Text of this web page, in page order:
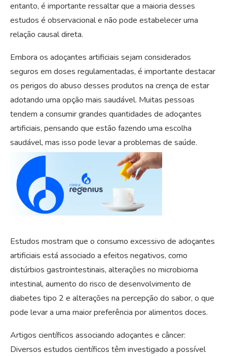
entanto, é importante ressaltar que a maioria desses
estudos é observacional e não pode estabelecer uma
relação causal direta.
Embora os adoçantes artificiais sejam considerados
seguros em doses regulamentadas, é importante destacar
os perigos do abuso desses produtos na crença de estar
adotando uma opção mais saudável. Muitas pessoas
tendem a consumir grandes quantidades de adoçantes
artificiais, pensando que estão fazendo uma escolha
saudável, mas isso pode levar a problemas de saúde.
Estudos mostram que o consumo excessivo de adoçantes
artificiais está associado a efeitos negativos, como
distúrbios gastrointestinais, alterações no microbioma
intestinal, aumento do risco de desenvolvimento de
diabetes tipo 2 e alterações na percepção do sabor, o que
pode levar a uma maior preferência por alimentos doces.
Artigos científicos associando adoçantes e câncer:
Diversos estudos científicos têm investigado a possível